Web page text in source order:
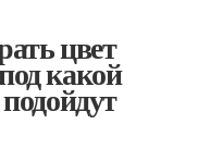
цвет
какой